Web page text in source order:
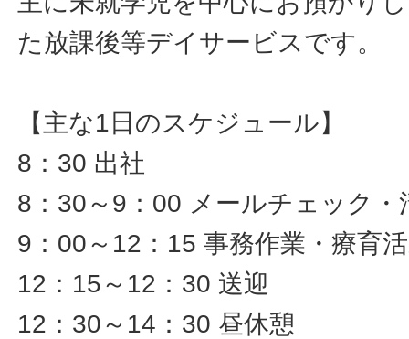
た放課後等デイサービスです。
【主な1日のスケジュール】
8：30 出社
8：30～9：00 メールチェック・
9：00～12：15 事務作業・療育
12：15～12：30 送迎
12：30～14：30 昼休憩